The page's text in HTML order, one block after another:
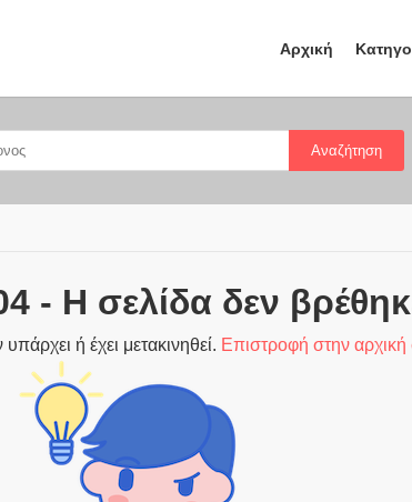
Αρχική
Αναζήτηση
- Η σελίδα δεν
ή έχει μετακινηθεί. Επιστροφή στην αρχική